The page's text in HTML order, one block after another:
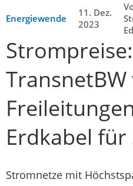
Energiewende
11. Dez.
2023
Strompreise:
Erdkabel
Stromnetze mit